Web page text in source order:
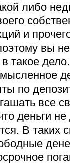
либо
и
вы
такое
по
все
деньги
В таких